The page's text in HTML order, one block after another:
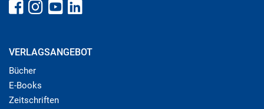
VERLAGSANGEBOT
Bücher
E-Books
Zeitschriften